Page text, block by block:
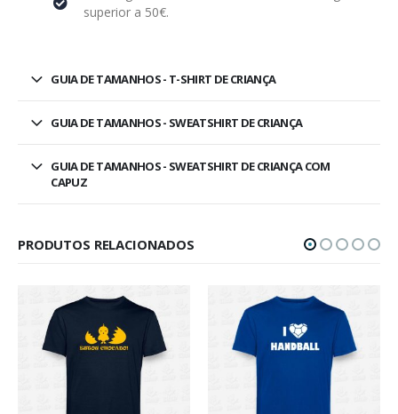
superior a 50€.
GUIA DE TAMANHOS - T-SHIRT DE CRIANÇA
GUIA DE TAMANHOS - SWEATSHIRT DE CRIANÇA
GUIA DE TAMANHOS - SWEATSHIRT DE CRIANÇA COM
CAPUZ
PRODUTOS RELACIONADOS